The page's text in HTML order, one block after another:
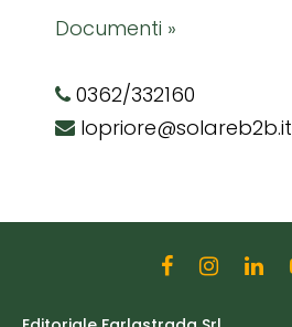
Documenti »
0362/332160
lopriore@solareb2b.it